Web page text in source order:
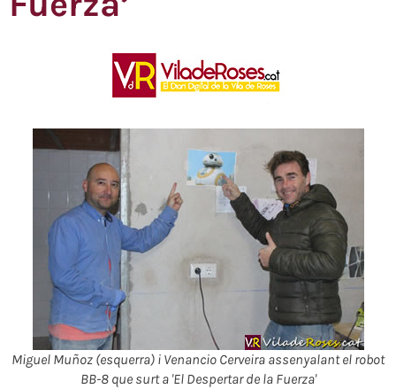
Miguel Muñoz (esquerra) i Venancio Cerveira assenyalant el robot
BB-8 que surt a 'El Despertar de la Fuerza'